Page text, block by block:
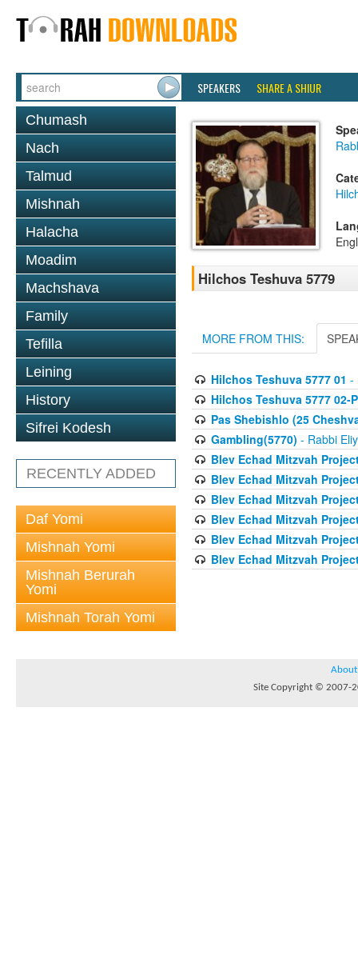
SPEAKERS SHARE A SHIUR
Chumash
Nach
Talmud
Mishnah
Halacha
Moadim
Machshava
Family
Tefilla
Leining
History
Sifrei Kodesh
RECENTLY ADDED
Daf Yomi
Mishnah Yomi
Mishnah Berurah
Yomi
Mishnah Torah Yomi
Hilchos Teshuva 5779
MORE FROM THIS:
Hilchos Teshuva 5777 01 -
Hilchos Teshuva 5777 02-
Pas Shebishlo (25
Gambling(5770) - Rabbi
Blev Echad Mitzvah
Blev Echad Mitzvah
Blev Echad Mitzvah
Blev Echad Mitzvah
Blev Echad Mitzvah
Blev Echad Mitzvah
About
Site Copyright © 2007-